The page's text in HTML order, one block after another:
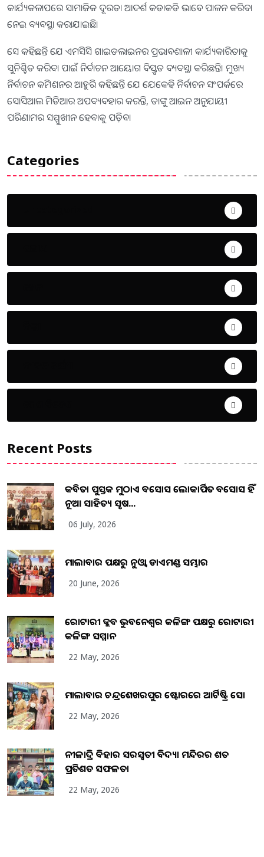
କାର୍ଯ୍ୟକଳାପରେ ସାମାଜିକ ଦୂରତା ଆଦର୍ଶ କଡାକଡି ଭାବେ ପାଳନ କରିବା
ନେଇ ବ୍ୟବସ୍ଥା କରାଯାଇଛି।
ସେ କହିଛନ୍ତି ଯେ ଏମସିସି ଗାଇଡଲାଇନର ପ୍ରଭାବଶାଳୀ କାର୍ଯ୍ୟକାରିତାକୁ
ସୁନିଶ୍ଚିତ କରିବା ପାଇଁ ନିର୍ବାଚନ ଆୟୋଗ ବିସ୍ତୃତ ବ୍ୟବସ୍ଥା କରିଛନ୍ତି। ମୁଖ୍ୟ
ନିର୍ବାଚନ କମିଶନର ଆହୁରି କହିଛନ୍ତି ଯେ ଯେକେହି ନିର୍ବାଚନ ସଂପର୍କରେ
ସୋସିଆଲ ମିଡିଆର ଅପବ୍ୟବହାର କରନ୍ତି, ତାଙ୍କୁ ଆଇନ ଅନୁଯାୟୀ
ପରିଣାମର ସମ୍ମୁଖୀନ ହେବାକୁ ପଡ଼ିବ।
Categories
Recent Posts
କବିତା ପୁସ୍ତକ ମୁଠାଏ ଅବସୋସ ଲୋକାର୍ପିତ ଅବସୋସ ହିଁ
ନୂଆ ସାହିତ୍ୟ ସୃଷ...
06 July, 2026
ମାଲାବାର ପକ୍ଷରୁ ନୁଓ୍ବା ଡାଏମଣ୍ଡ ସମ୍ଭାର
20 June, 2026
ରୋଟାରୀ କ୍ଲବ ଭୁବନେଶ୍ୱର କଳିଙ୍ଗ ପକ୍ଷରୁ ରୋଟାରୀ
କଳିଙ୍ଗ ସମ୍ମାନ
22 May, 2026
ମାଲାବାର ଚନ୍ଦ୍ରଶେଖରପୁର ଷ୍ଟୋରରେ ଆର୍ଟିଷ୍ଟ୍ରି ସୋ
22 May, 2026
ନୀଳାଦ୍ରି ବିହାର ସରସ୍ୱତୀ ବିଦ୍ୟା ମନ୍ଦିରର ଶତ
ପ୍ରତିଶତ ସଫଳତା
22 May, 2026